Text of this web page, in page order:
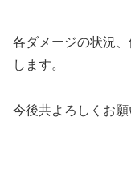
各ダメージの状況
します。
今後共よろしくお